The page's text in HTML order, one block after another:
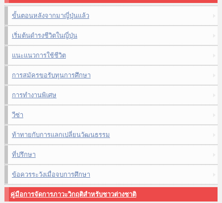
ขั้นตอนหลังจากมาญี่ปุ่นแล้ว
เริ่มต้นดำรงชีวิตในญี่ปุ่น
แนะแนวการใช้ชีวิต
การสมัครขอรับทุนการศึกษา
การทำงานพิเศษ
วีซ่า
ท้าทายกับการแลกเปลี่ยนวัฒนธรรม
ที่ปรึกษา
ข้อควรระวังเมื่อจบการศึกษา
คู่มือการจัดการภาวะวิกฤติสำหรับชาวต่างชาติ